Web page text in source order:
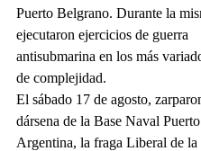
Puerto Belgrano. Durante la
ejecutaron ejercicios de guerra
antisubmarina en los más
de complejidad.
El sábado 17 de agosto,
dársena de la Base Naval
Argentina, la fraga Liberal de